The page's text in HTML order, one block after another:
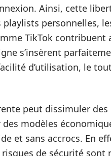
Ainsi, cette
personnelles,
TikTok contribuent
s’insèrent
d’utilisation, le
peut dissimuler
modèles
et sans accrocs. En
de sécurité